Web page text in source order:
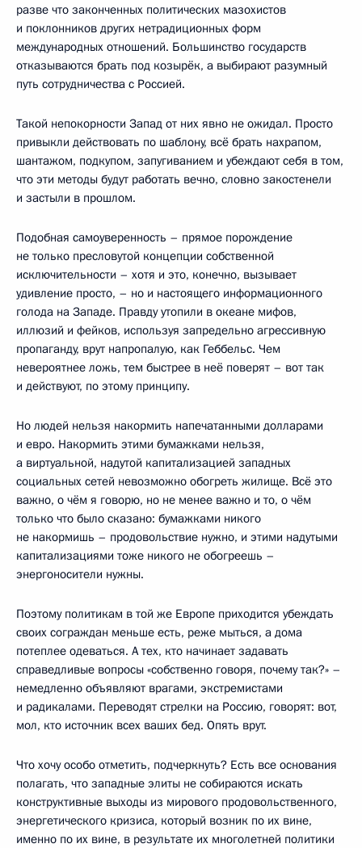
разве что законченных политических мазохистов
и поклонников других нетрадиционных форм
международных отношений. Большинство государств
отказываются брать под козырёк, а выбирают разумный
путь сотрудничества с Россией.
Такой непокорности Запад от них явно не ожидал. Просто
привыкли действовать по шаблону, всё брать нахрапом,
шантажом, подкупом, запугиванием и убеждают себя в том,
что эти методы будут работать вечно, словно закостенели
и застыли в прошлом.
Подобная самоуверенность – прямое порождение
не только пресловутой концепции собственной
исключительности – хотя и это, конечно, вызывает
удивление просто, – но и настоящего информационного
голода на Западе. Правду утопили в океане мифов,
иллюзий и фейков, используя запредельно агрессивную
пропаганду, врут напропалую, как Геббельс. Чем
невероятнее ложь, тем быстрее в неё поверят – вот так
и действуют, по этому принципу.
Но людей нельзя накормить напечатанными долларами
и евро. Накормить этими бумажками нельзя,
а виртуальной, надутой капитализацией западных
социальных сетей невозможно обогреть жилище. Всё это
важно, о чём я говорю, но не менее важно и то, о чём
только что было сказано: бумажками никого
не накормишь – продовольствие нужно, и этими надутыми
капитализациями тоже никого не обогреешь –
энергоносители нужны.
Поэтому политикам в той же Европе приходится убеждать
своих сограждан меньше есть, реже мыться, а дома
потеплее одеваться. А тех, кто начинает задавать
справедливые вопросы «собственно говоря, почему так?» –
немедленно объявляют врагами, экстремистами
и радикалами. Переводят стрелки на Россию, говорят: вот,
мол, кто источник всех ваших бед. Опять врут.
Что хочу особо отметить, подчеркнуть? Есть все основания
полагать, что западные элиты не собираются искать
конструктивные выходы из мирового продовольственного,
энергетического кризиса, который возник по их вине,
именно по их вине, в результате их многолетней политики